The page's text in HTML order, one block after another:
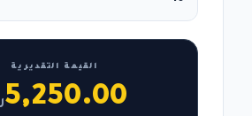
القيمة التقديرية
5,250.00